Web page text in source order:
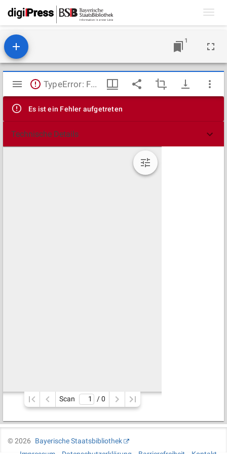
1
Mirador
Viewer
TypeError: Failed to fetch
Es ist ein Fehler aufgetreten
Technische Details
Scan / 0
©2026
Bayerische Staatsbibliothek